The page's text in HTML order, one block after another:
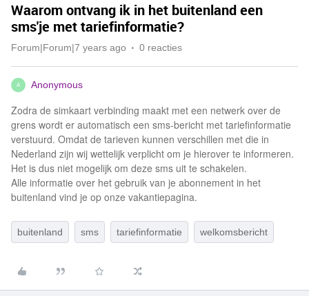
Waarom ontvang ik in het buitenland een
sms'je met tariefinformatie?
Forum|Forum|7 years ago 0 reacties
A Anonymous
Zodra de simkaart verbinding maakt met een netwerk over de
grens wordt er automatisch een sms-bericht met tariefinformatie
verstuurd. Omdat de tarieven kunnen verschillen met die in
Nederland zijn wij wettelijk verplicht om je hierover te informeren.
Het is dus niet mogelijk om deze sms uit te schakelen.
Alle informatie over het gebruik van je abonnement in het
buitenland vind je op onze vakantiepagina.
buitenland sms tariefinformatie welkomsbericht